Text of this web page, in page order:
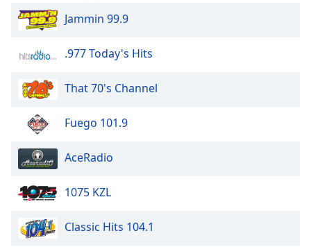
Opacity
Text
Color
Opacity
Caption
Area
Background
Jammin 99.9
.977 Today's Hits
That 70's Channel
Fuego 101.9
AceRadio
1075 KZL
Classic Hits 104.1